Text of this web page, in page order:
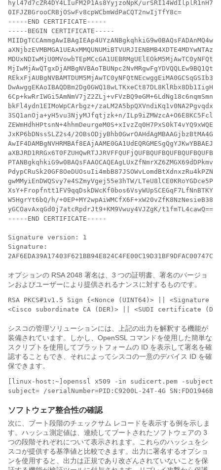
hyl47d7cZR4DY4LIuFM2P1As8YyjzoNpK/
0IFJZBGrooCRBjOSwFv8cpWCbmWdPaCQT2nwIjTfY8c=
-----END CERTIFICATE-----
-----BEGIN CERTIFICATE-----
bkFl4ydn1EIMoWpCArbgz+/
3SQ1anOja+yH5vu3NjyMJfqtjzk+n/
JxKP6bDNssSLZ2s4/
gwMMyiEnDWQSvy7e4SZmyVgej55e3hTW/
W5HgrYt6bQ/h/
yGCOavAxqGd0j7atcRpdrJt9+KM9Vwuy4VJZgK/t1fmTL4cawQ==
-----END CERTIFICATE-----
Signature version: 1
Signature:
オプションの RSA 2048 署名は、3 つの証明書、署名のバージョ
ンおよびユーザーにより提供されるナンスに対するものです。
RSA PKCS#1v1.5 Sign {<Nonce (UINT64)> ||
<Cisco subordinate CA (DER)> || <SUDI certificate
シスコの管理ソリューションには、上記の出力を解釈する機能が
装備されています。しかし、OpenSSL コマンドを使用した簡単な
スクリプトを使用してプラットフォームの ID を表示して署名を確
認することもでき、それによってシスコの一意のデバイス ID を確
保できます。
[linux-host:~]openssl x509 -in sudicert.pem -subject -
subject= /serialNumber=PID:C9200L-24T-4G
ソフトウェア整合性の確認
次に、ブート段階のチェックサム レコードを表示する例を示しま
す。ハッシュ測定値は、連続してブートされたソフトウェアの 3
つの段階それぞれについて表示されます。これらのハッシュをシ
スコが提供する基準値と比較できます。出力に署名するオプショ
ンを使用すると、出力は正規であり改ざんされていないことを保